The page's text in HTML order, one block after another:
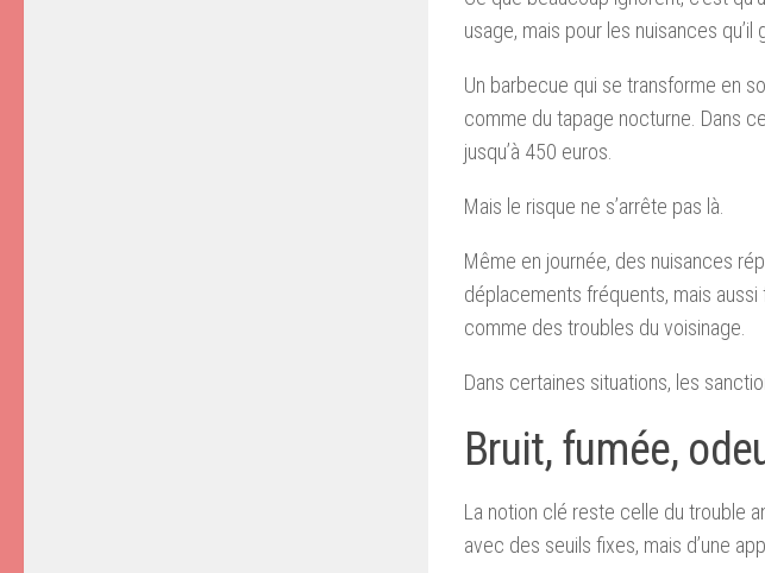
usage, mais pour les nuisances qu’il
Un barbecue qui se transforme en
comme du tapage nocturne. Dans
jusqu’à 450 euros.
Mais le risque ne s’arrête pas là.
Même en journée, des nuisances
déplacements fréquents, mais
comme des troubles du voisinage.
Dans certaines situations, les
Bruit, fumée,
La notion clé reste celle du trouble
avec des seuils fixes, mais d’une